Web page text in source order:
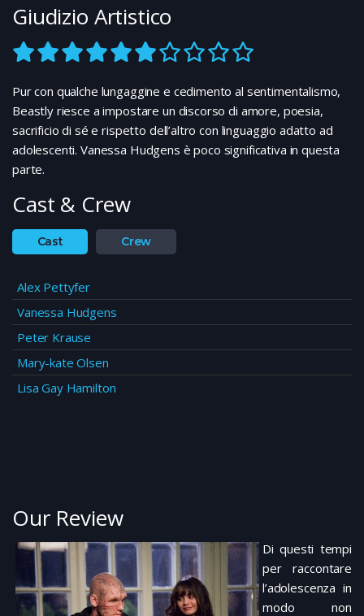
Giudizio Artistico
Pur con qualche lungaggine e cedimento al sentimentalismo,
Beastly riesce a impostare un discorso di amore, poesia,
sacrificio di sé e rispetto dell’altro con linguaggio adatto ad
adolescenti. Vanessa Hudgens è poco significativa in questa
parte.
Cast & Crew
Cast Crew
Alex Pettyfer
Vanessa Hudgens
Peter Krause
Mary-kate Olsen
Lisa Gay Hamilton
Our Review
Di questi tempi
per raccontare
l’adolescenza in
modo non